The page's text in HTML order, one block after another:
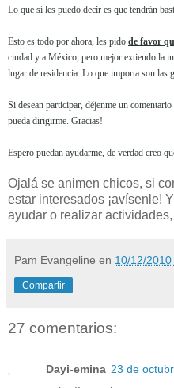
Lo que sí les puedo decir es que tendrán
Esto es todo por ahora, les pido de favor
ciudad y a México, pero mejor extiendo la
lugar de residencia. Lo que importa son las
Si desean participar, déjenme un
pueda dirigirme. Gracias!
Espero puedan ayudarme, de verdad creo
Ojalá se animen chicos, si
estar interesados ¡avísenle!
ayudar o realizar
Pam Evangeline en 10/12/2010
Compartir
27 comentarios:
Dayi-emina 23 de